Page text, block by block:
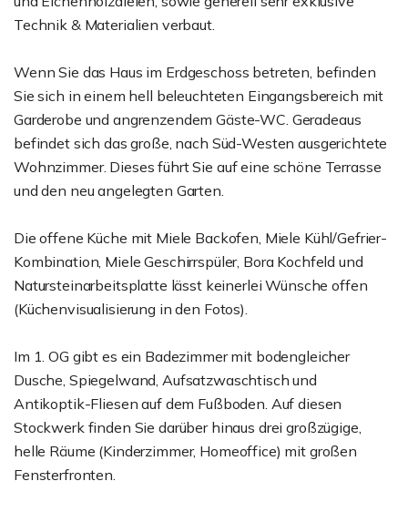
Technik & Materialien verbaut.
Wenn Sie das Haus im Erdgeschoss betreten, befinden
Sie sich in einem hell beleuchteten Eingangsbereich mit
Garderobe und angrenzendem Gäste-WC. Geradeaus
befindet sich das große, nach Süd-Westen ausgerichtete
Wohnzimmer. Dieses führt Sie auf eine schöne Terrasse
und den neu angelegten Garten.
Die offene Küche mit Miele Backofen, Miele Kühl/Gefrier-
Kombination, Miele Geschirrspüler, Bora Kochfeld und
Natursteinarbeitsplatte lässt keinerlei Wünsche offen
(Küchenvisualisierung in den Fotos).
Im 1. OG gibt es ein Badezimmer mit bodengleicher
Dusche, Spiegelwand, Aufsatzwaschtisch und
Antikoptik-Fliesen auf dem Fußboden. Auf diesen
Stockwerk finden Sie darüber hinaus drei großzügige,
helle Räume (Kinderzimmer, Homeoffice) mit großen
Fensterfronten.